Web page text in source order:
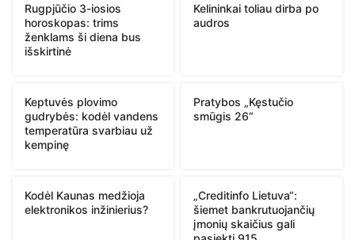
Rugpjūčio 3-iosios
horoskopas: trims
ženklams ši diena bus
išskirtinė
Kelininkai toliau dirba po
audros
Keptuvės plovimo
gudrybės: kodėl vandens
temperatūra svarbiau už
kempinę
Pratybos „Kęstučio
smūgis 26“
Kodėl Kaunas medžioja
elektronikos inžinierius?
„Creditinfo Lietuva“:
šiemet bankrutuojančių
įmonių skaičius gali